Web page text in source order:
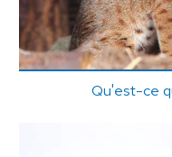
Qu'est-ce